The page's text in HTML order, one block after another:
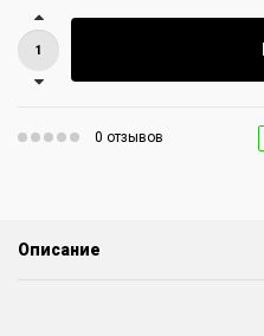
0 отзывов
Описание